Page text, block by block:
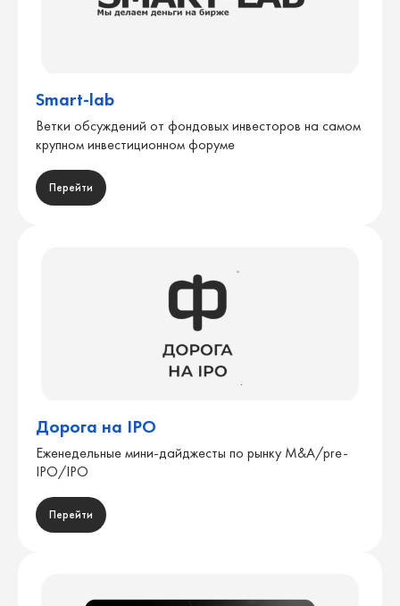
Smart-lab
Ветки обсуждений от фондовых инвесторов на самом
крупном инвестиционном форуме
Перейти
Дорога на IPO
Еженедельные мини-дайджесты по рынку M&A/pre-
IPO/IPO
Перейти